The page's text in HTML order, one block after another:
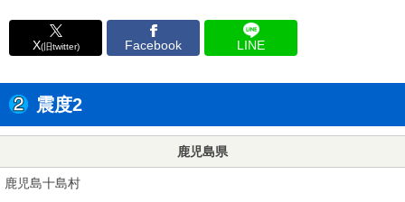
X(旧twitter) Facebook LINE
震度2
鹿児島県
鹿児島十島村